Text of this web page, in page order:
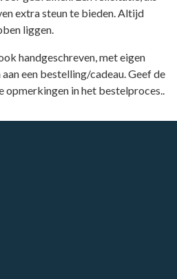
extra steun te bieden. Altijd
liggen.
handgeschreven, met eigen
een bestelling/cadeau. Geef de
opmerkingen in het bestelproces..